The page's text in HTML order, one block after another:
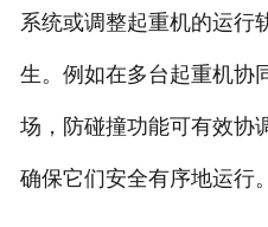
系统或调整起重机的运行
生。例如在多台起重机协
场，防碰撞功能可有效协
确保它们安全有序地运行。